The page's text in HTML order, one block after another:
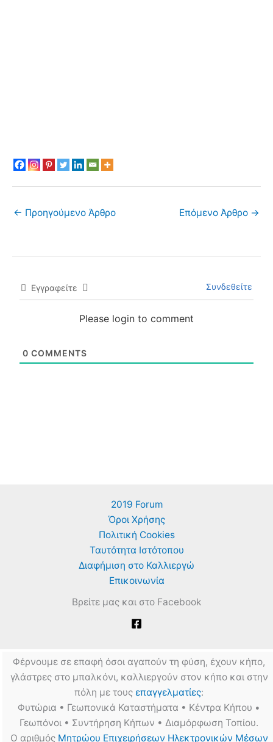
← Προηγούμενο Άρθρο Επόμενο Άρθρο →
Εγγραφείτε Συνδεθείτε
Please login to comment
0 COMMENTS
2019 Forum
Όροι Χρήσης
Πολιτική Cookies
Ταυτότητα Ιστότοπου
Διαφήμιση στο Καλλιεργώ
Επικοινωνία
Βρείτε μας και στο Facebook
Φέρνουμε σε επαφή όσοι αγαπούν τη φύση, έχουν κήπο,
γλάστρες στο μπαλκόνι, καλλιεργούν στον κήπο και στην
πόλη με τους επαγγελματίες:
Φυτώρια • Γεωπονικά Καταστήματα • Κέντρα Κήπου •
Γεωπόνοι • Συντήρηση Κήπων • Διαμόρφωση Τοπίου.
Ο αριθμός Μητρώου Επιχειρήσεων Ηλεκτρονικών Μέσων